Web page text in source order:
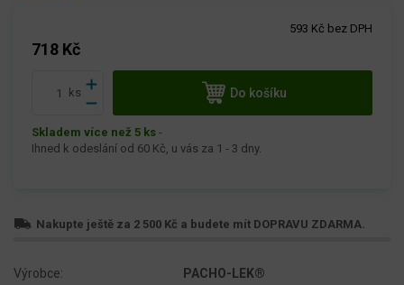
718 Kč
593 Kč bez DPH
ks Do košíku
Skladem více než 5 ks -
Ihned k odeslání od 60 Kč, u vás za 1 - 3 dny.
Nakupte ještě za 2 500 Kč a budete mít DOPRAVU ZDARMA.
Výrobce:
PACHO-LEK®